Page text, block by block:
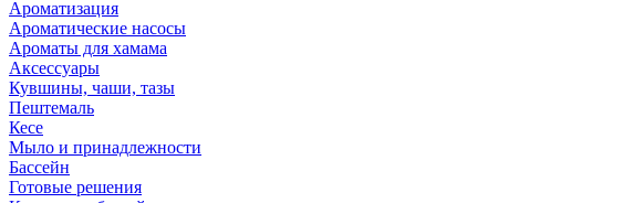
Ароматизация
Ароматические насосы
Ароматы для хамама
Аксессуары
Кувшины, чаши, тазы
Пештемаль
Кесе
Мыло и принадлежности
Бассейн
Готовые решения